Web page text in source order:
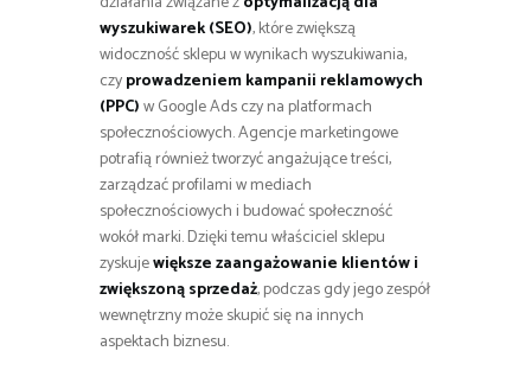
wyszukiwarek (SEO), które zwiększą
widoczność sklepu w wynikach wyszukiwania,
czyprowadzeniem kampanii reklamowych
(PPC)w Google Ads czy na platformach
społecznościowych. Agencje marketingowe
potrafią również tworzyć angażujące treści,
zarządzać profilami w mediach
społecznościowych i budować społeczność
wokół marki. Dzięki temu właściciel sklepu
zyskujewiększe zaangażowanie klientów i
zwiększoną sprzedaż, podczas gdy jego zespół
wewnętrzny może skupić się na innych
aspektach biznesu.